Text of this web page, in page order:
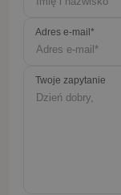
Adres e-mail*
Twoje zapytanie